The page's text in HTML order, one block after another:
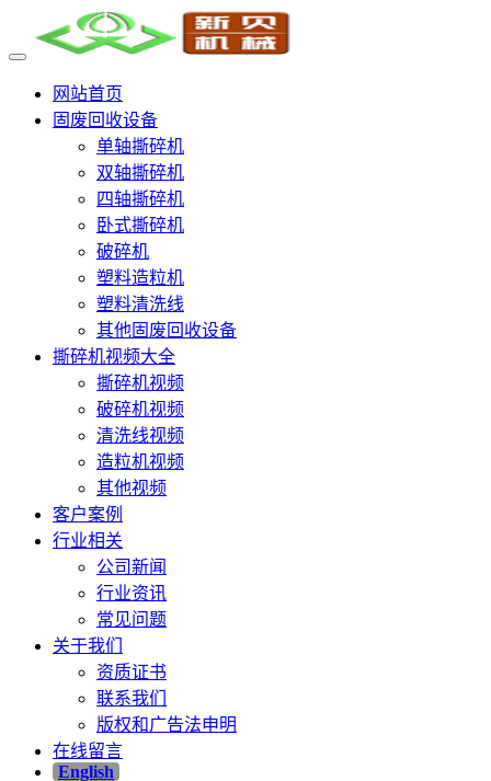
网站首页
固废回收设备
单轴撕碎机
双轴撕碎机
四轴撕碎机
卧式撕碎机
破碎机
塑料造粒机
塑料清洗线
其他固废回收设备
撕碎机视频大全
撕碎机视频
破碎机视频
清洗线视频
造粒机视频
其他视频
客户案例
行业相关
公司新闻
行业资讯
常见问题
关于我们
资质证书
联系我们
版权和广告法申明
在线留言
English